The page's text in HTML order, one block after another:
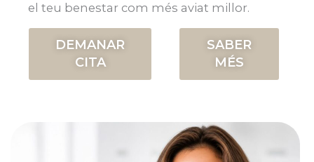
el teu benestar com més aviat millor.
DEMANAR
CITA
SABER
MÉS